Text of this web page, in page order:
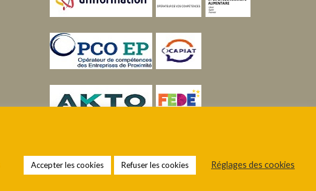
Accepter les cookies Refuser les cookies Réglages des cookies